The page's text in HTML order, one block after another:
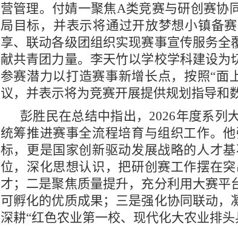
营管理。付婧一聚焦A类竞赛与研创赛协
局目标，并表示将通过开放梦想小镇备
享、联动各级团组织实现赛事宣传服务
献共青团力量。李天竹以学校学科建设
参赛潜力以打造赛事新增长点，按照“面
议，并表示将为竞赛开展提供规划指导和
彭胜民在总结中指出，2026年度系列
统筹推进赛事全流程培育与组织工作。
标，更是国家创新驱动发展战略的人才
位，深化思想认识，把研创赛工作摆在
才；二是聚焦质量提升，充分利用大赛平
可孵化的优质成果；三是强化协同联动，
深耕“红色农业第一校、现代化大农业排